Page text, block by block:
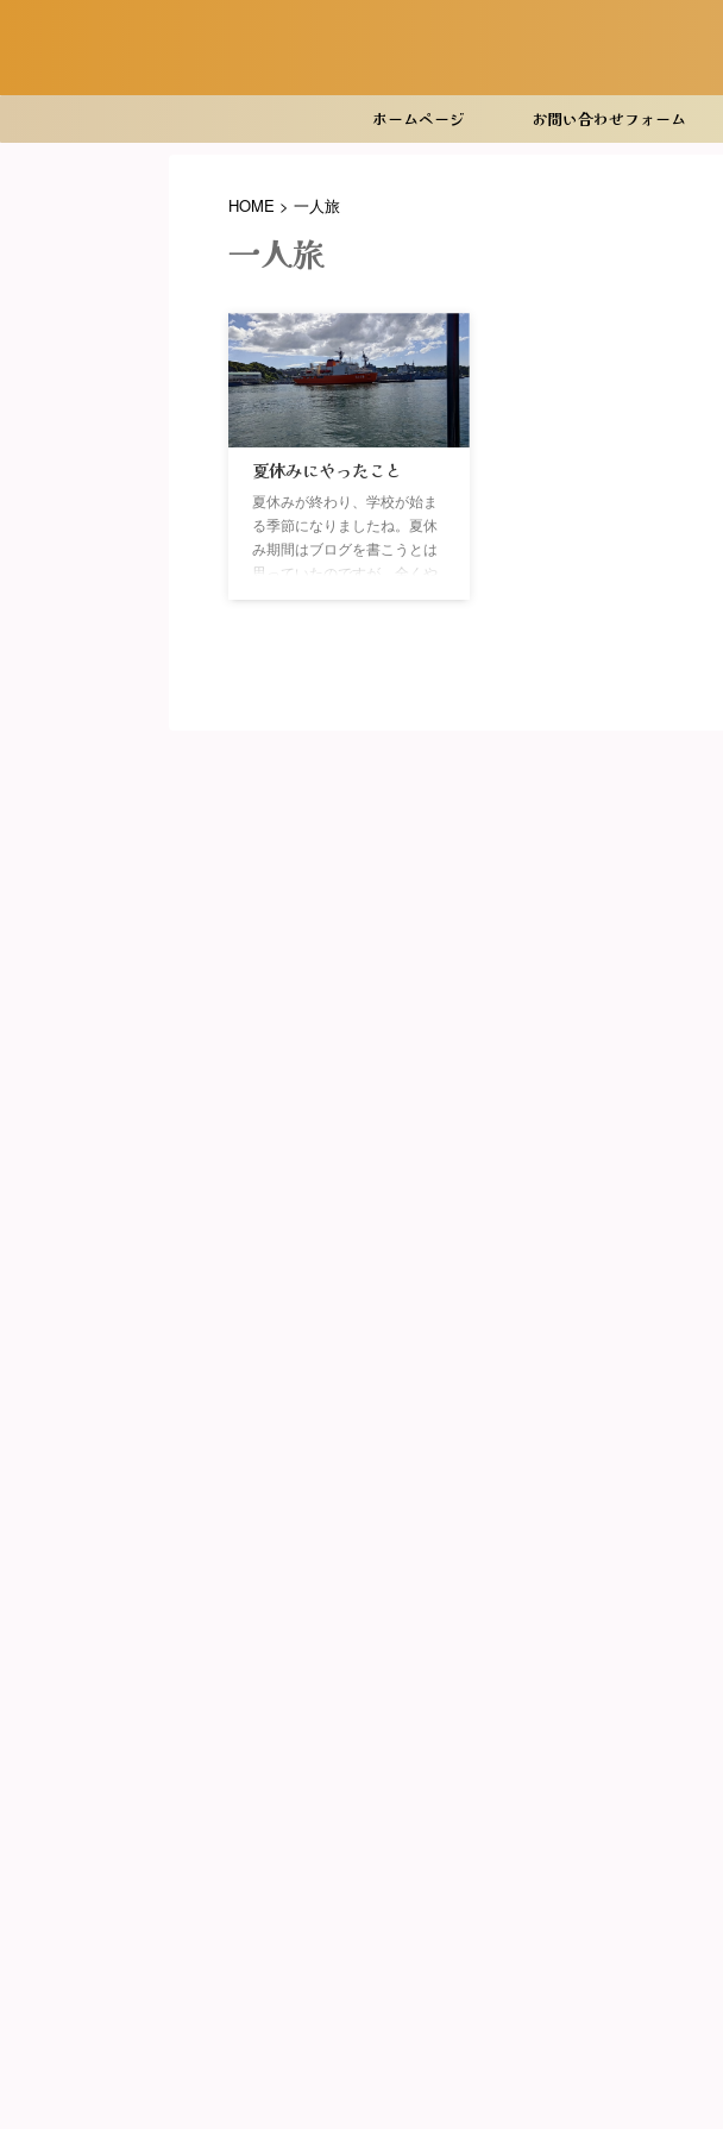
ホームページ お問い合わせフォーム
HOME > 一人旅
一人旅
夏休みにやったこと
夏休みが終わり、学校が始ま
る季節になりましたね。夏休
み期間はブログを書こうとは
思っていたのですが、全くや